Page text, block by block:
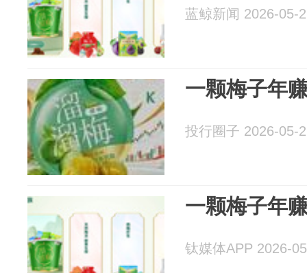
蓝鲸新闻 2026-05-
一颗梅子年
投行圈子 2026-05-
一颗梅子年
钛媒体APP 2026-